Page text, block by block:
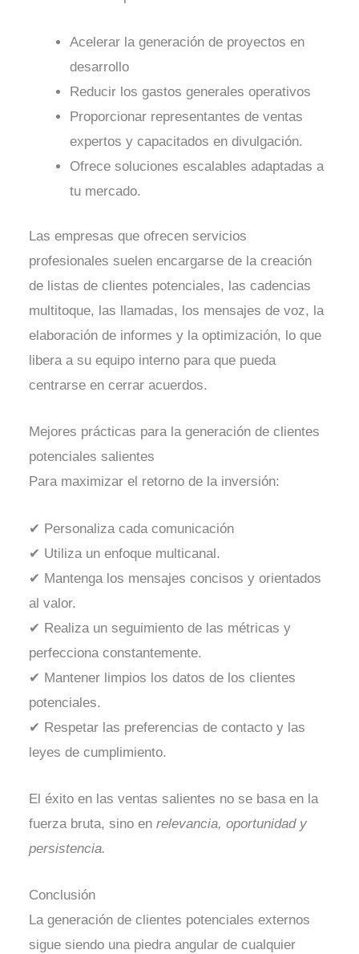
Acelerar la generación de proyectos en
desarrollo
Reducir los gastos generales operativos
Proporcionar representantes de ventas
expertos y capacitados en divulgación.
Ofrece soluciones escalables adaptadas a
tu mercado.
Las empresas que ofrecen servicios
profesionales suelen encargarse de la creación
de listas de clientes potenciales, las cadencias
multitoque, las llamadas, los mensajes de voz, la
elaboración de informes y la optimización, lo que
libera a su equipo interno para que pueda
centrarse en cerrar acuerdos.
Mejores prácticas para la generación de clientes
potenciales salientes
Para maximizar el retorno de la inversión:
✔ Personaliza cada comunicación
✔ Utiliza un enfoque multicanal.
✔ Mantenga los mensajes concisos y orientados
al valor.
✔ Realiza un seguimiento de las métricas y
perfecciona constantemente.
✔ Mantener limpios los datos de los clientes
potenciales.
✔ Respetar las preferencias de contacto y las
leyes de cumplimiento.
El éxito en las ventas salientes no se basa en la
fuerza bruta, sino enrelevancia, oportunidad y
persistencia.
Conclusión
La generación de clientes potenciales externos
sigue siendo una piedra angular de cualquier